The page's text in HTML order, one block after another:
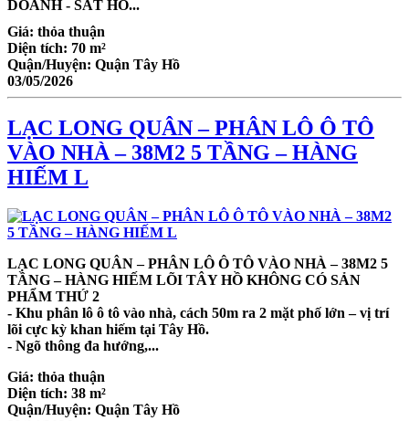
DOANH - SÁT HỒ...
Giá: thỏa thuận
Diện tích: 70 m²
Quận/Huyện: Quận Tây Hồ
03/05/2026
LẠC LONG QUÂN – PHÂN LÔ Ô TÔ
VÀO NHÀ – 38M2 5 TẦNG – HÀNG
HIẾM L
LẠC LONG QUÂN – PHÂN LÔ Ô TÔ VÀO NHÀ – 38M2 5
TẦNG – HÀNG HIẾM LÕI TÂY HỒ KHÔNG CÓ SẢN
PHẨM THỨ 2
- Khu phân lô ô tô vào nhà, cách 50m ra 2 mặt phố lớn – vị trí
lõi cực kỳ khan hiếm tại Tây Hồ.
- Ngõ thông đa hướng,...
Giá: thỏa thuận
Diện tích: 38 m²
Quận/Huyện: Quận Tây Hồ